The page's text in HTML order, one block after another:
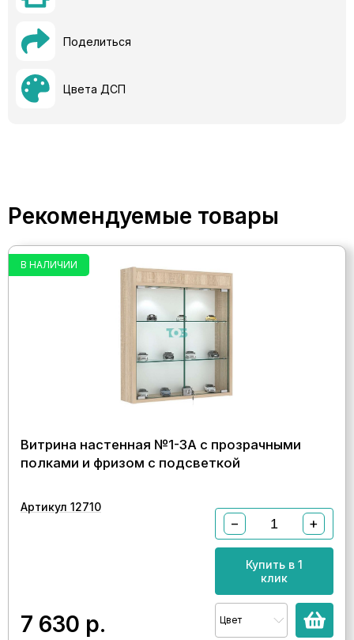
Поделиться
Цвета ДСП
Рекомендуемые товары
В НАЛИЧИИ
Витрина настенная №1-3А с прозрачными
полками и фризом с подсветкой
Артикул 12710
7 630 р.
− +
Купить в 1
клик
Цвет